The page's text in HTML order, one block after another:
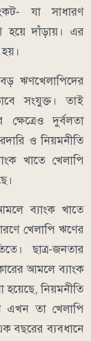
যা সাধারণ
হয়ে দাঁড়ায়। এর
হয়।
ঋণখেলাপিদের
সংযুক্ত। তাই
দুর্বলতা
ও নিয়মনীতি
খাতে খেলাপি
ব্যাংক খাতে
খেলাপি ঋণের
ছাত্র-জনতার
আমলে ব্যাংক
হয়েছে, নিয়মনীতি
এখন তা খেলাপি
বছরের ব্যবধানে